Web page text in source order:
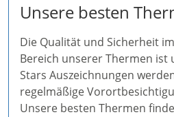
Unsere besten
Die Qualität und Sicherheit
Bereich unserer Thermen ist
Stars Auszeichnungen
regelmäßige
Unsere besten Thermen